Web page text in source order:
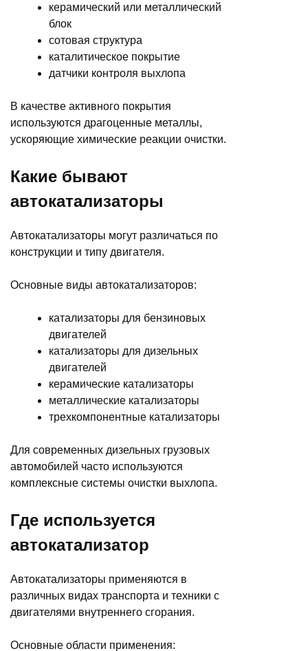
керамический или металлический
блок
сотовая структура
каталитическое покрытие
датчики контроля выхлопа
В качестве активного покрытия
используются драгоценные металлы,
ускоряющие химические реакции очистки.
Какие бывают
автокатализаторы
Автокатализаторы могут различаться по
конструкции и типу двигателя.
Основные виды автокатализаторов:
катализаторы для бензиновых
двигателей
катализаторы для дизельных
двигателей
керамические катализаторы
металлические катализаторы
трехкомпонентные катализаторы
Для современных дизельных грузовых
автомобилей часто используются
комплексные системы очистки выхлопа.
Где используется
автокатализатор
Автокатализаторы применяются в
различных видах транспорта и техники с
двигателями внутреннего сгорания.
Основные области применения: